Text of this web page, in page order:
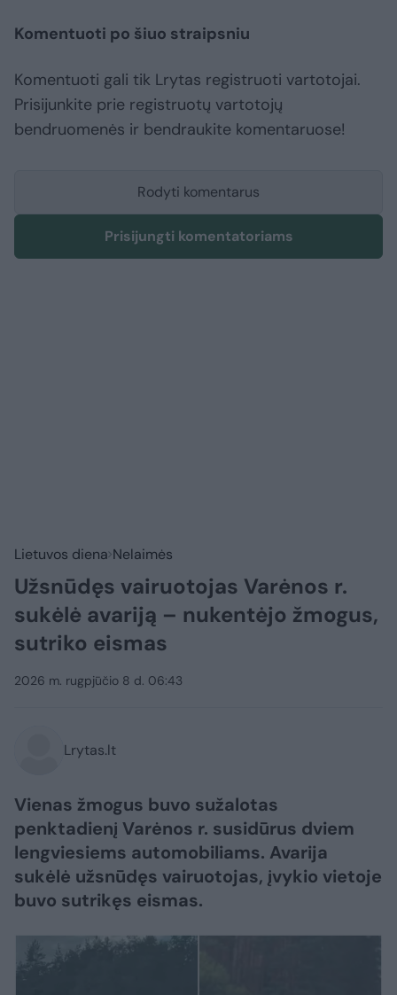
Komentuoti po šiuo straipsniu
Komentuoti gali tik Lrytas registruoti vartotojai.
Prisijunkite prie registruotų vartotojų
bendruomenės ir bendraukite komentaruose!
Rodyti komentarus
Prisijungti komentatoriams
Lietuvos diena Nelaimės
Užsnūdęs vairuotojas Varėnos r.
sukėlė avariją – nukentėjo žmogus,
sutriko eismas
2026 m. rugpjūčio 8 d. 06:43
Lrytas.lt
Vienas žmogus buvo sužalotas
penktadienį Varėnos r. susidūrus dviem
lengviesiems automobiliams. Avarija
sukėlė užsnūdęs vairuotojas, įvykio vietoje
buvo sutrikęs eismas.